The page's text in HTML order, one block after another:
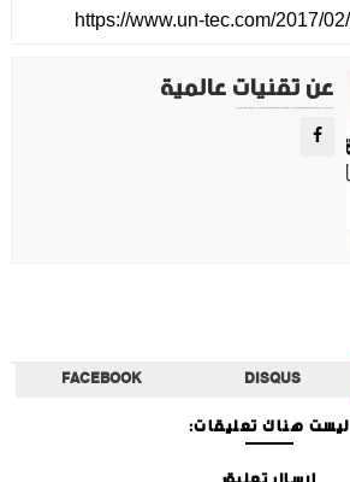
عن تقنيات عالمية
DISQUS
FACEBOOK
ليست هناك تعليقات: